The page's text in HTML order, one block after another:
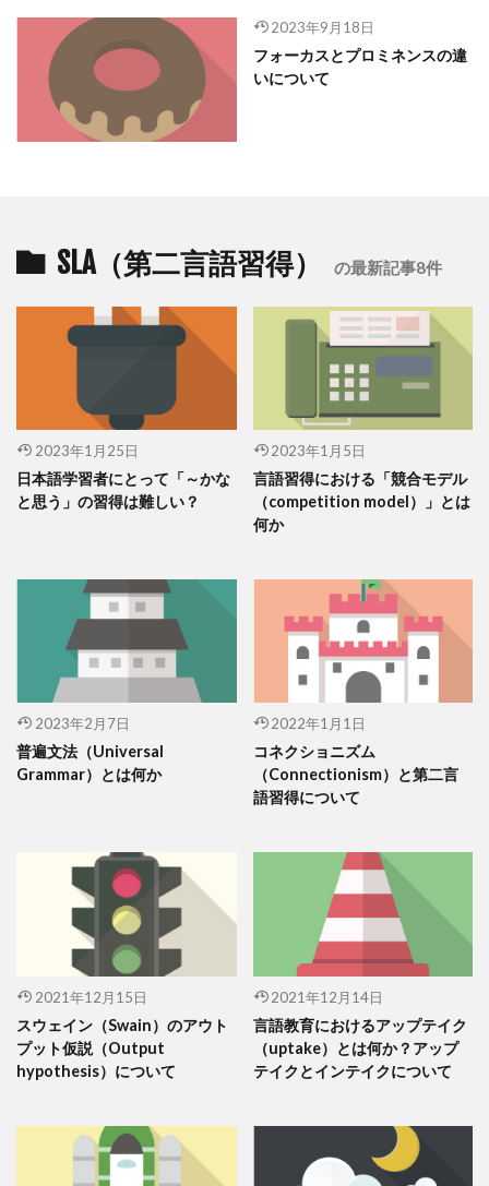
2023年9月18日
フォーカスとプロミネンスの違
いについて
SLA（第二言語習得） の最新記事8件
2023年1月25日
日本語学習者にとって「～かな
と思う」の習得は難しい？
2023年1月5日
言語習得における「競合モデル
（competition model）」とは
何か
2023年2月7日
普遍文法（Universal
Grammar）とは何か
2022年1月1日
コネクショニズム
（Connectionism）と第二言
語習得について
2021年12月15日
スウェイン（Swain）のアウト
プット仮説（Output
hypothesis）について
2021年12月14日
言語教育におけるアップテイク
（uptake）とは何か？アップ
テイクとインテイクについて